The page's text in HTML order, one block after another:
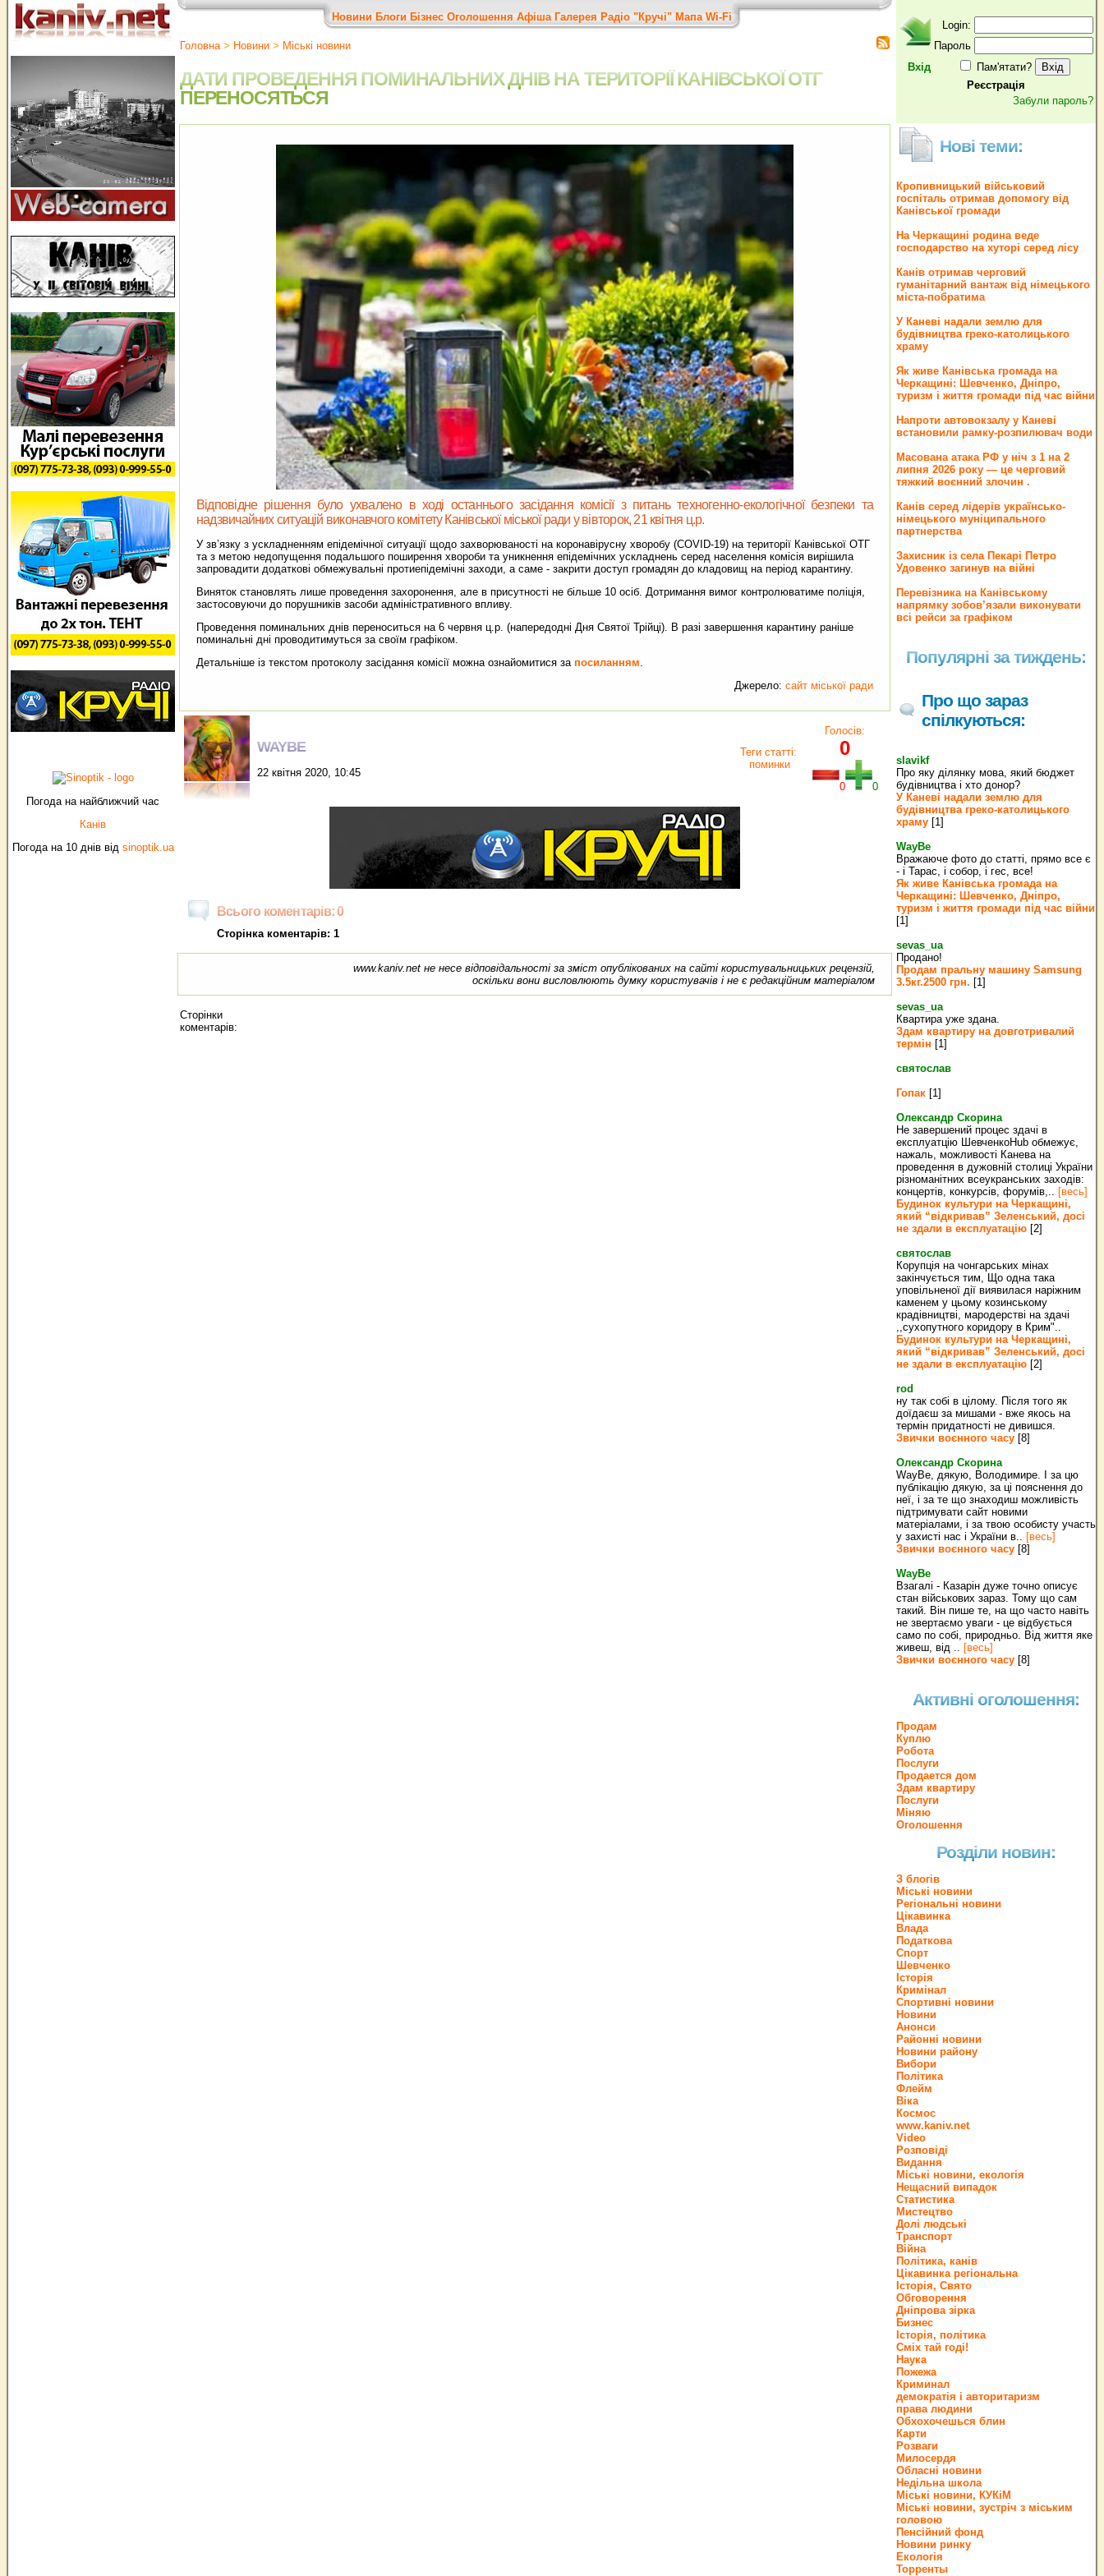
Погода на найближчий час
Канів
Погода на 10 днів від sinoptik.ua
Новини Блоги Бізнес Оголошення Афіша Галерея Радіо "Кручі" Мапа Wi-Fi
Головна> Новини > Міські новини
ДАТИ ПРОВЕДЕННЯ ПОМИНАЛЬНИХ ДНІВ НА ТЕРИТОРІЇ КАНІВСЬКОЇ ОТГ
ПЕРЕНОСЯТЬСЯ
Відповідне рішення було ухвалено в ході останнього засідання комісії з питань техногенно-екологічної безпеки та
надзвичайних ситуацій виконавчого комітету Канівської міської ради у вівторок, 21 квітня ц.р.
У зв’язку з ускладненням епідемічної ситуації щодо захворюваності на коронавірусну хворобу (COVID-19) на території Канівської ОТГ
та з метою недопущення подальшого поширення хвороби та уникнення епідемічних ускладнень серед населення комісія вирішила
запровадити додаткові обмежувальні протиепідемічні заходи, а саме - закрити доступ громадян до кладовищ на період карантину.
Виняток становлять лише проведення захоронення, але в присутності не більше 10 осіб. Дотримання вимог контролюватиме поліція,
застосовуючи до порушників засоби адміністративного впливу.
Проведення поминальних днів переноситься на 6 червня ц.р. (напередодні Дня Святої Трійці). В разі завершення карантину раніше
поминальні дні проводитимуться за своїм графіком.
Детальніше із текстом протоколу засідання комісії можна ознайомитися за посиланням.
Джерело: сайт міської ради
WAYBE
22 квітня 2020, 10:45
Теги статті:
поминки
Голосів:
0
0 0
Всього коментарів: 0
Сторінка коментарів: 1
www.kaniv.net не несе відповідальності за зміст опублікованих на сайті користувальницьких рецензій,
оскільки вони висловлюють думку користувачів і не є редакційним матеріалом
Сторінки
коментарів:
Вхід
Login:
Пароль
Пам'ятати?
Реєстрація
Забули пароль?
Нові теми:
Кропивницький військовий
госпіталь отримав допомогу від
Канівської громади
На Черкащині родина веде
господарство на хуторі серед лісу
Канів отримав черговий
гуманітарний вантаж від німецького
міста-побратима
У Каневі надали землю для
будівництва греко‐католицького
храму
Як живе Канівська громада на
Черкащині: Шевченко, Дніпро,
туризм і життя громади під час війни
Напроти автовокзалу у Каневі
встановили рамку-розпилювач води
Масована атака РФ у ніч з 1 на 2
липня 2026 року — це черговий
тяжкий воєнний злочин .
Канів серед лідерів українсько-
німецького муніципального
партнерства
Захисник із села Пекарі Петро
Удовенко загинув на війні
Перевізника на Канівському
напрямку зобов’язали виконувати
всі рейси за графіком
Популярні за тиждень:
Про що зараз
спілкуються:
slavikf
Про яку ділянку мова, який бюджет
будівництва і хто донор?
У Каневі надали землю для
будівництва греко‐католицького
храму [1]
WayBe
Вражаюче фото до статті, прямо все є
- і Тарас, і собор, і гес, все!
Як живе Канівська громада на
Черкащині: Шевченко, Дніпро,
туризм і життя громади під час війни
[1]
sevas_ua
Продано!
Продам пральну машину Samsung
3.5кг.2500 грн. [1]
sevas_ua
Квартира уже здана.
Здам квартиру на довготривалий
термін [1]
святослав
Гопак [1]
Олександр Скорина
Не завершений процес здачі в
експлуатцію ШевченкоHub обмежує,
нажаль, можливості Канева на
проведення в дужовній столиці України
різноманітних всеукранських заходів:
концертів, конкурсів, форумів,.. [весь]
Будинок культури на Черкащині,
який “відкривав” Зеленський, досі
не здали в експлуатацію [2]
святослав
Корупція на чонгарських мінах
закінчується тим, Що одна така
уповільненої дії виявилася наріжним
каменем у цьому козинському
крадівництві, мародерстві на здачі
,,сухопутного коридору в Крим"..
Будинок культури на Черкащині,
який “відкривав” Зеленський, досі
не здали в експлуатацію [2]
rod
ну так собі в цілому. Після того як
доїдаєш за мишами - вже якось на
термін придатності не дивишся.
Звички воєнного часу [8]
Олександр Скорина
WayBe, дякую, Володимире. І за цю
публікацію дякую, за ці пояснення до
неї, і за те що знаходиш можливість
підтримувати сайт новими
матеріалами, і за твою особисту участь
у захисті нас і України в.. [весь]
Звички воєнного часу [8]
WayBe
Взагалі - Казарін дуже точно описує
стан військових зараз. Тому що сам
такий. Він пише те, на що часто навіть
не звертаємо уваги - це відбується
само по собі, природньо. Від життя яке
живеш, від .. [весь]
Звички воєнного часу [8]
Активні оголошення:
Продам
Куплю
Робота
Послуги
Продается дом
Здам квартиру
Послуги
Міняю
Оголошення
Розділи новин:
З блогів
Міські новини
Регіональні новини
Цікавинка
Влада
Податкова
Спорт
Шевченко
Історія
Кримінал
Спортивні новини
Новини
Анонси
Районні новини
Новини району
Вибори
Політика
Флейм
Віка
Космос
www.kaniv.net
Video
Розповіді
Видання
Міські новини, екологія
Нещасний випадок
Статистика
Мистецтво
Долі людські
Транспорт
Війна
Політика, канів
Цікавинка регіональна
Історія, Свято
Обговорення
Дніпрова зірка
Бизнес
Історія, політика
Сміх тай годі!
Наука
Пожежа
Криминал
демократія і авторитаризм
права людини
Обхохочешься блин
Карти
Розваги
Милосердя
Обласні новини
Недільна школа
Міські новини, КУКіМ
Міські новини, зустріч з міським
головою
Пенсійний фонд
Новини ринку
Екологія
Торренты